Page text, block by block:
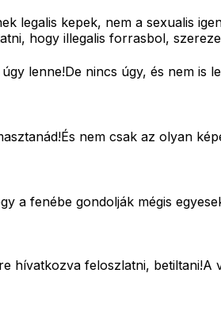
legalis kepek, nem a sexualis
hogy illegalis forrasbol,
lenne!De nincs úgy, és nem is
nem csak az olyan
a fenébe gondolják mégis
hívatkozva feloszlatni,